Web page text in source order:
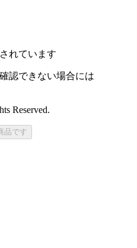
れています
認できない場合には
Reserved.
品です